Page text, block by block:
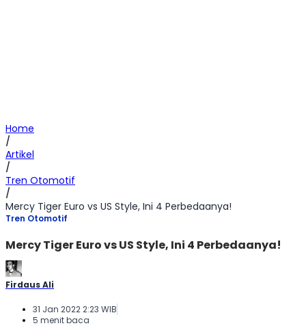
Home
/
Artikel
/
Tren Otomotif
/
Mercy Tiger Euro vs US Style, Ini 4 Perbedaanya!
Tren Otomotif
Mercy Tiger Euro vs US Style, Ini 4 Perbedaanya!
Firdaus Ali
31 Jan 2022 2:23 WIB
5 menit baca